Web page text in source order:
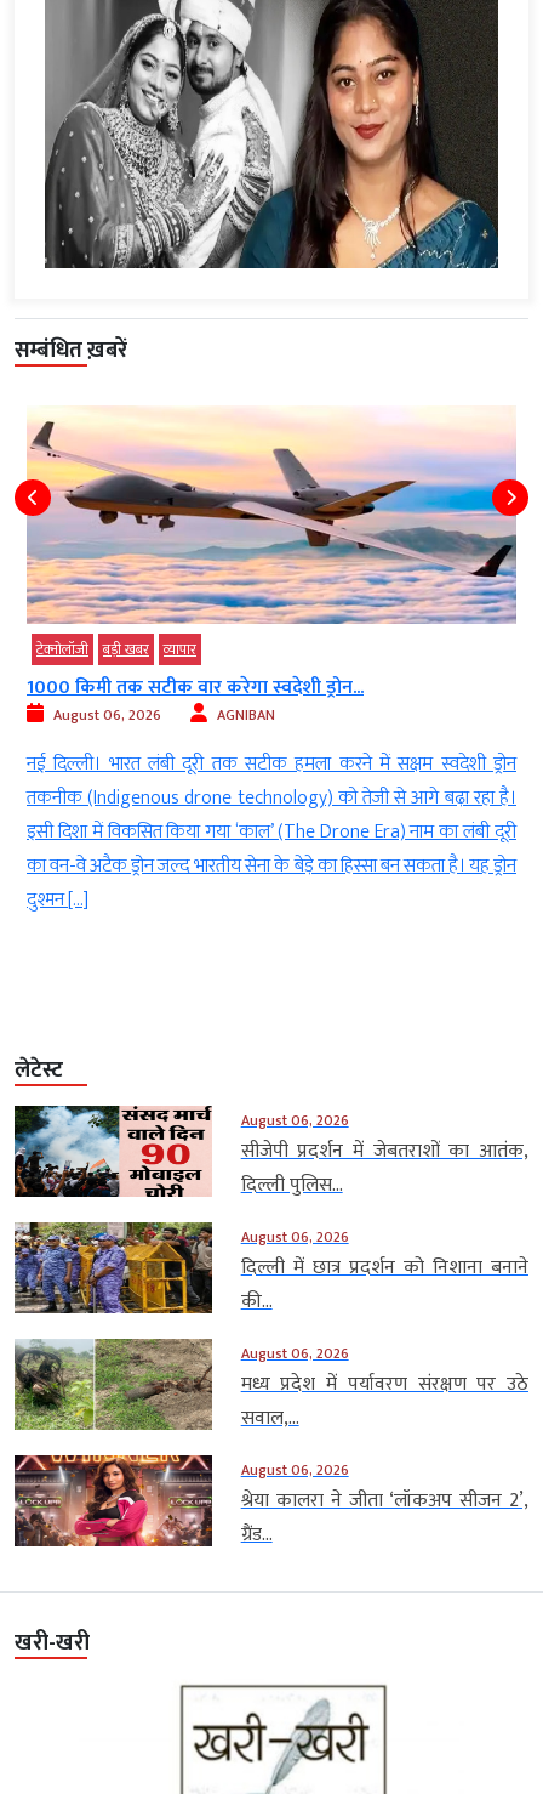
सम्बंधित ख़बरें
टेक्‍नोलॉजी बड़ी खबर व्‍यापार
1000 किमी तक सटीक वार करेगा स्वदेशी ड्रोन...
August 06, 2026 AGNIBAN
नई दिल्ली। भारत लंबी दूरी तक सटीक हमला करने में सक्षम स्वदेशी ड्रोन
तकनीक (Indigenous drone technology) को तेजी से आगे बढ़ा रहा है।
इसी दिशा में विकसित किया गया ‘काल’ (The Drone Era) नाम का लंबी दूरी
का वन-वे अटैक ड्रोन जल्द भारतीय सेना के बेड़े का हिस्सा बन सकता है। यह ड्रोन
दुश्मन […]
लेटेस्ट
August 06, 2026
सीजेपी प्रदर्शन में जेबतराशों का आतंक,
दिल्ली पुलिस...
August 06, 2026
दिल्ली में छात्र प्रदर्शन को निशाना बनाने
की...
August 06, 2026
मध्य प्रदेश में पर्यावरण संरक्षण पर उठे
सवाल,...
August 06, 2026
श्रेया कालरा ने जीता ‘लॉकअप सीजन 2’,
ग्रैंड...
खरी-खरी